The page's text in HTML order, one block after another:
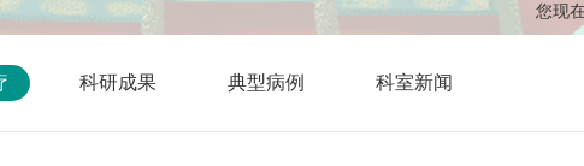
您现
科研成果 典型病例 科室新闻